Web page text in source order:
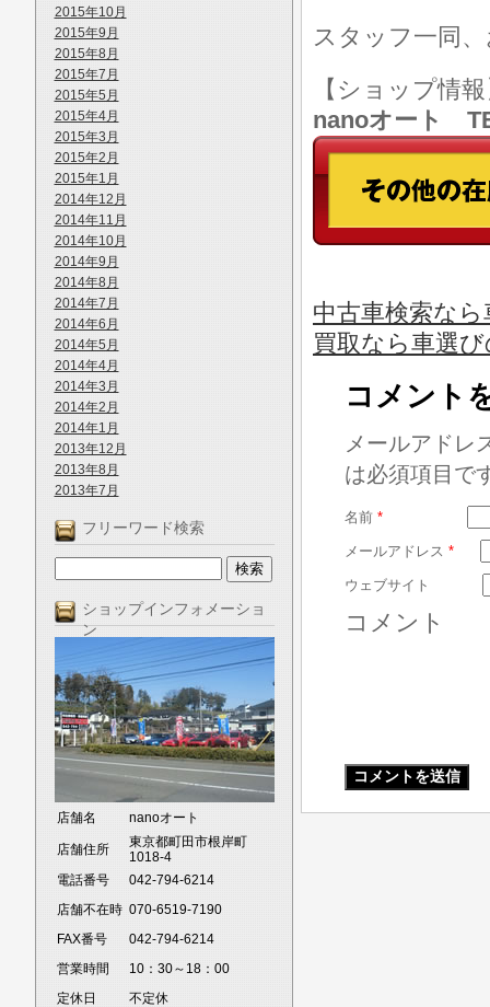
2015年10月
2015年9月
2015年8月
2015年7月
2015年5月
2015年4月
2015年3月
2015年2月
2015年1月
2014年12月
2014年11月
2014年10月
2014年9月
2014年8月
2014年7月
2014年6月
2014年5月
2014年4月
2014年3月
2014年2月
2014年1月
2013年12月
2013年8月
2013年7月
フリーワード検索
ショップインフォメーショ
ン
店舗名 nanoオート
店舗住所
東京都町田市根岸町
1018-4
電話番号
042-794-6214
店舗不在時 070-6519-7190
FAX番号
042-794-6214
営業時間
10：30～18：00
定休日
不定休
スタッフ一同
【ショップ情
nanoオート
中古車検索な
買取なら車選
コメント
メールアドレ
は必須項目で
名前 *
メールアドレス *
ウェブサイト
コメント